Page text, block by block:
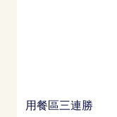
用餐區三連勝